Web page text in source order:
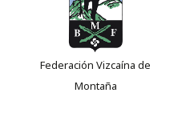
Federación Vizcaína de
Montaña